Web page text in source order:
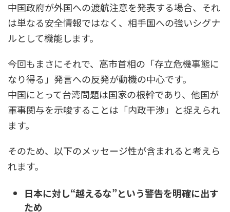
中国政府が外国への渡航注意を発表する場合、それ
は単なる安全情報ではなく、相手国への強いシグナ
ルとして機能します。
今回もまさにそれで、高市首相の「存立危機事態に
なり得る」発言への反発が動機の中心です。
中国にとって台湾問題は国家の根幹であり、他国が
軍事関与を示唆することは「内政干渉」と捉えられ
ます。
そのため、以下のメッセージ性が含まれると考えら
れます。
日本に対し“越えるな”という警告を明確に出す
ため